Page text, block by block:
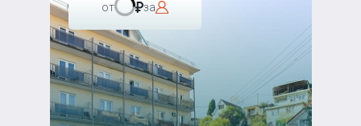
от за